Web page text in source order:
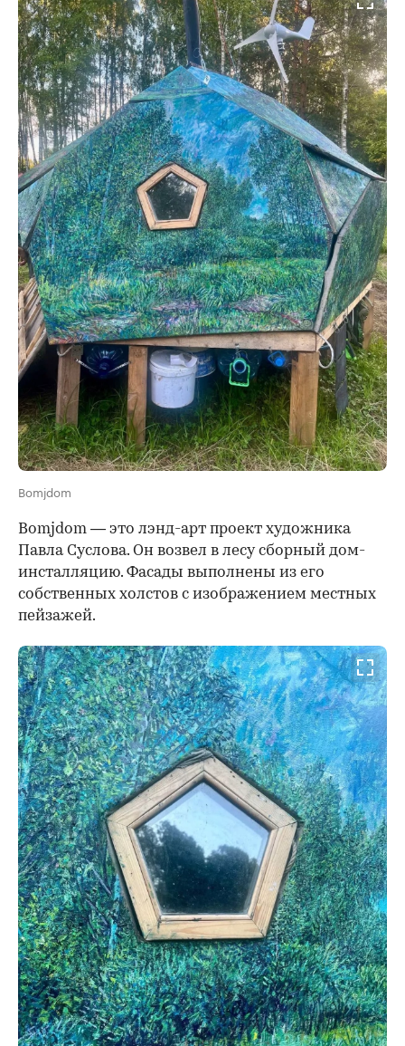
Bomjdom
Bomjdom — это лэнд-арт проект художника
Павла Суслова. Он возвел в лесу сборный дом-
инсталляцию. Фасады выполнены из его
собственных холстов с изображением местных
пейзажей.